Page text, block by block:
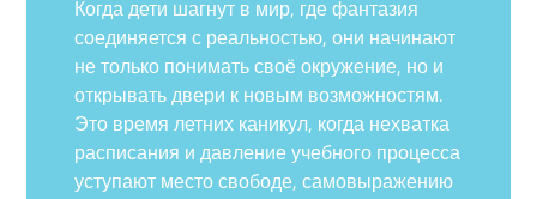
Когда дети шагнут в мир, где фантазия
соединяется с реальностью, они начинают
не только понимать своё окружение, но и
открывать двери к новым возможностям.
Это время летних каникул, когда нехватка
расписания и давление учебного процесса
уступают место свободе, самовыражению